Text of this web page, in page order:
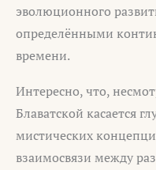
эволюционного
определёнными
времени.
Интересно, что,
Блаватской касается
мистических
взаимосвязи между